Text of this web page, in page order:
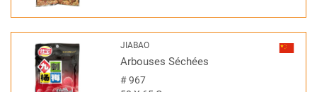
JIABAO
Arbouses Séchées
#967